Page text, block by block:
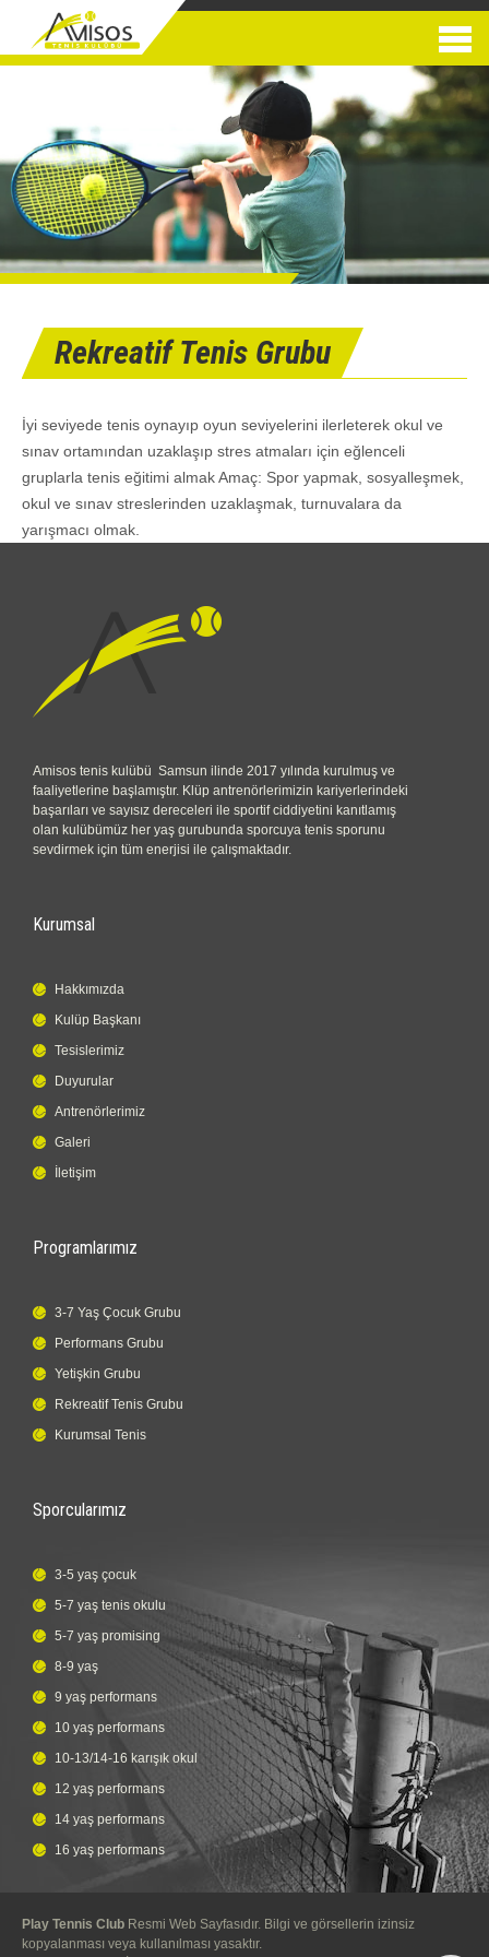
Rekreatif Tenis Grubu
İyi seviyede tenis oynayıp oyun seviyelerini ilerleterek okul ve
sınav ortamından uzaklaşıp stres atmaları için eğlenceli
gruplarla tenis eğitimi almak Amaç: Spor yapmak, sosyalleşmek,
okul ve sınav streslerinden uzaklaşmak, turnuvalara da
yarışmacı olmak.
Amisos tenis kulübü Samsun ilinde 2017 yılında kurulmuş ve
faaliyetlerine başlamıştır. Klüp antrenörlerimizin kariyerlerindeki
başarıları ve sayısız dereceleri ile sportif ciddiyetini kanıtlamış
olan kulübümüz her yaş gurubunda sporcuya tenis sporunu
sevdirmek için tüm enerjisi ile çalışmaktadır.
Kurumsal
Hakkımızda
Kulüp Başkanı
Tesislerimiz
Duyurular
Antrenörlerimiz
Galeri
İletişim
Programlarımız
3-7 Yaş Çocuk Grubu
Performans Grubu
Yetişkin Grubu
Rekreatif Tenis Grubu
Kurumsal Tenis
Sporcularımız
3-5 yaş çocuk
5-7 yaş tenis okulu
5-7 yaş promising
8-9 yaş
9 yaş performans
10 yaş performans
10-13/14-16 karışık okul
12 yaş performans
14 yaş performans
16 yaş performans
Play Tennis Club Resmi Web Sayfasıdır. Bilgi ve görsellerin izinsiz
kopyalanması veya kullanılması yasaktır.